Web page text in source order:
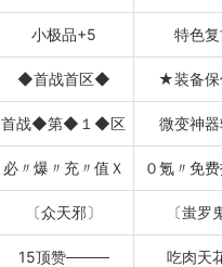
小极品+5 特色
◆首战首区◆ ★装备
首战◆第◆１◆区 微变神
必〃爆〃充〃值Ｘ ０氪〃免
〔众天邪〕 〔蚩罗
15顶赞──── 吃肉天